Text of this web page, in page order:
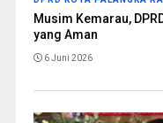
Musim Kemarau,
yang Aman
6 Juni 2026